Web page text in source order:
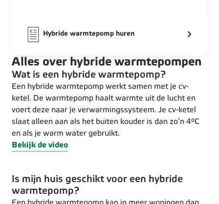
Hybride warmtepomp huren
Alles over hybride warmtepompen
Wat is een hybride warmtepomp?
Een hybride warmtepomp werkt samen met je cv-
ketel. De warmtepomp haalt warmte uit de lucht en
voert deze naar je verwarmingssysteem. Je cv-ketel
slaat alleen aan als het buiten kouder is dan zo’n 4°C
en als je warm water gebruikt.
Bekijk de video
Is mijn huis geschikt voor een hybride
warmtepomp?